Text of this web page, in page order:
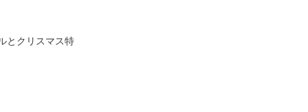
とクリスマス特